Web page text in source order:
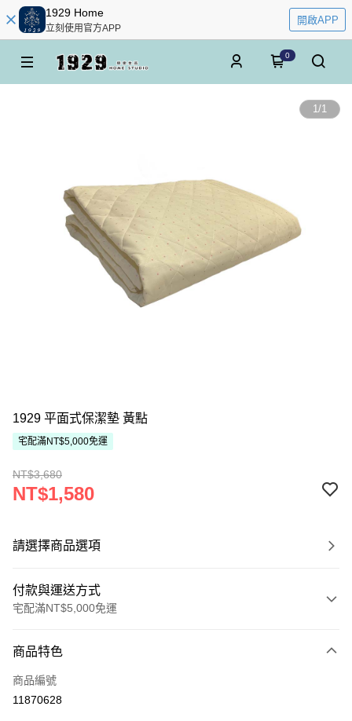
1929 Home
立刻使用官方APP
開啟APP
0
1/1
1929 平面式保潔墊 黃點
宅配滿NT$5,000免運
NT$3,680
NT$1,580
請選擇商品選項
付款與運送方式
宅配滿NT$5,000免運
信用卡一次付款
ATM付款
商品特色
商品編號
11870628